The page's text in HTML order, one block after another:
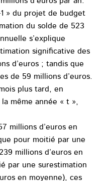
» du projet de budget
du solde de 523
s’explique
significative des
d’euros ; tandis que
de 59 millions d’euros.
plus tard, en
même année « t »,
millions d’euros en
pour moitié par une
millions d’euros en
par une surestimation
en moyenne), ces